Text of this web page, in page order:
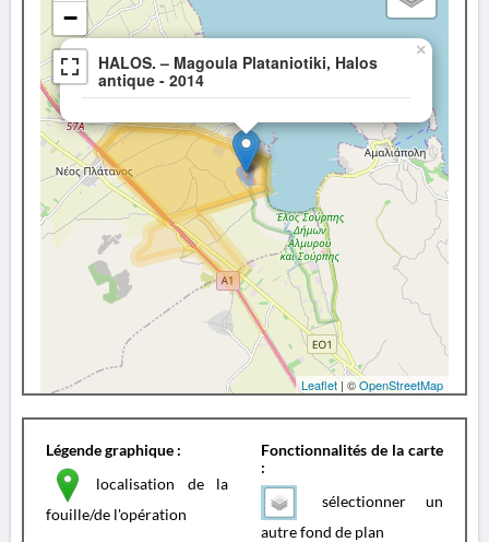
HALOS. – Magoula Plataniotiki, Halos
antique - 2014
×
−
Leaflet | ©OpenStreetMap
Légende graphique :
localisation de la
fouille/de l'opération
Fonctionnalités de la carte
:
sélectionner un
autre fond de plan